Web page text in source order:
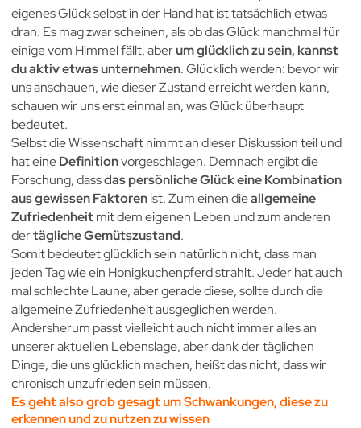
eigenes Glück selbst in der Hand hat ist tatsächlich etwas
dran. Es mag zwar scheinen, als ob das Glück manchmal für
einige vom Himmel fällt, aberum glücklich zu sein, kannst
du aktiv etwas unternehmen. Glücklich werden: bevor wir
uns anschauen, wie dieser Zustand erreicht werden kann,
schauen wir uns erst einmal an, was Glück überhaupt
bedeutet.
Selbst die Wissenschaft nimmt an dieser Diskussion teil und
hat eineDefinitionvorgeschlagen. Demnach ergibt die
Forschung, dassdas persönliche Glück eine Kombination
aus gewissen Faktorenist. Zum einen dieallgemeine
Zufriedenheitmit dem eigenen Leben und zum anderen
dertägliche Gemütszustand.
Somit bedeutet glücklich sein natürlich nicht, dass man
jeden Tag wie ein Honigkuchenpferd strahlt. Jeder hat auch
mal schlechte Laune, aber gerade diese, sollte durch die
allgemeine Zufriedenheit ausgeglichen werden.
Andersherum passt vielleicht auch nicht immer alles an
unserer aktuellen Lebenslage, aber dank der täglichen
Dinge, die uns glücklich machen, heißt das nicht, dass wir
chronisch unzufrieden sein müssen.
Es geht also grob gesagt um Schwankungen, diese zu
erkennen und zu nutzen zu wissen